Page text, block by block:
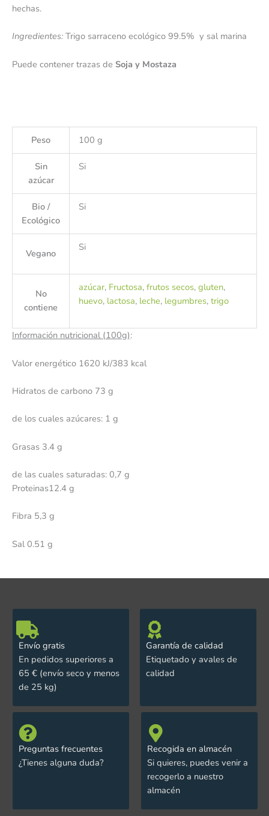
hechas.
Ingredientes: Trigo sarraceno ecológico 99.5% y sal marina
Puede contener trazas de Soja y Mostaza
Peso 100 g
Sin
azúcar
Si
Bio /
Ecológico
Si
Vegano
Si
No
contiene
azúcar, Fructosa, frutos secos, gluten,
huevo, lactosa, leche, legumbres, trigo
Información nutricional (100g):
Valor energético 1620 kJ/383 kcal
Hidratos de carbono 73 g
de los cuales azúcares: 1 g
Grasas 3.4 g
de las cuales saturadas: 0,7 g
Proteinas12.4 g
Fibra 5,3 g
Sal 0.51 g
Envío gratis
En pedidos superiores a
65 € (envío seco y menos
de 25 kg)
Garantía de calidad
Etiquetado y avales de
calidad
Preguntas frecuentes
¿Tienes alguna duda?
Recogida en almacén
Si quieres, puedes venir a
recogerlo a nuestro
almacén